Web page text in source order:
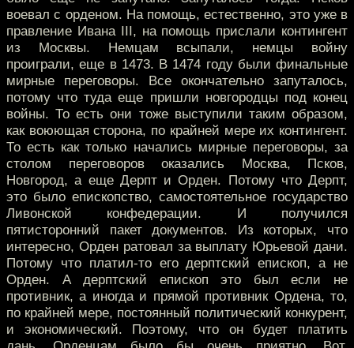
воевал с орденом. На помощь, естественно, это уже в
правление Ивана III, на помощь прислали контингент
из Москвы. Немцам всыпали, немцы войну
проиграли, еще в 1473. В 1474 году были финальные
мирные переговоры. Все окончательно запуталось,
потому что туда еще пришли новгородцы под конец
войны. То есть они тоже выступили таким образом,
как воюющая сторона, по крайней мере их контингент.
То есть как только начались мирные переговоры, за
столом переговоров оказались Москва, Псков,
Новгород, а еще Дерпт и Орден. Потому что Дерпт,
это было епископство, самостоятельное государство
Ливонской конфедерации. И получился
пятисторонний пакет документов. Из которых, что
интересно, Орден ратовал за выплату Юрьевой дани.
Потому что платил-то его дерптский епископ, а не
Орден. А дерптский епископ это был если не
противник, а иногда и прямой противник Ордена, то,
по крайней мере, постоянный политический конкурент,
и экономический. Поэтому, что он будет платить